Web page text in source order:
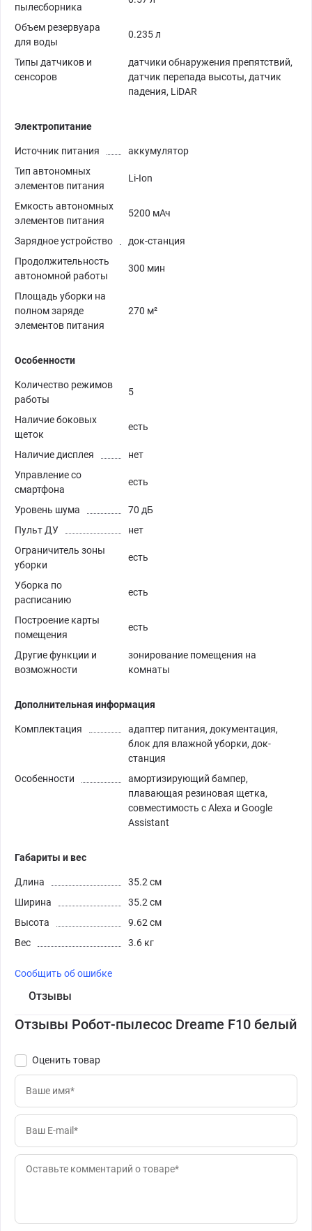
пылесборника
Объем резервуара
для воды
0.235 л
Типы датчиков и
сенсоров
датчики обнаружения препятствий,
датчик перепада высоты, датчик
падения, LiDAR
Электропитание
Источник питания
аккумулятор
Тип автономных
элементов питания
Li-Ion
Емкость автономных
элементов питания
5200 мАч
Зарядное устройство
док-станция
Продолжительность
автономной работы
300 мин
Площадь уборки на
полном заряде
элементов питания
270 м²
Особенности
Количество режимов
работы
5
Наличие боковых
щеток
есть
Наличие дисплея
нет
Управление со
смартфона
есть
Уровень шума
70 дБ
Пульт ДУ
нет
Ограничитель зоны
уборки
есть
Уборка по
расписанию
есть
Построение карты
помещения
есть
Другие функции и
возможности
зонирование помещения на
комнаты
Дополнительная информация
Комплектация
адаптер питания, документация,
блок для влажной уборки, док-
станция
Особенности
амортизирующий бампер,
плавающая резиновая щетка,
совместимость с Alexa и Google
Assistant
Габариты и вес
Длина
35.2 см
Ширина
35.2 см
Высота
9.62 см
Вес
3.6 кг
Сообщить об ошибке
Отзывы
Отзывы Робот-пылесос Dreame F10 белый
Оценить товар